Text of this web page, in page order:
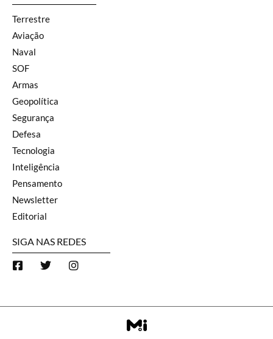
Terrestre
Aviação
Naval
SOF
Armas
Geopolítica
Segurança
Defesa
Tecnologia
Inteligência
Pensamento
Newsletter
Editorial
SIGA NAS REDES